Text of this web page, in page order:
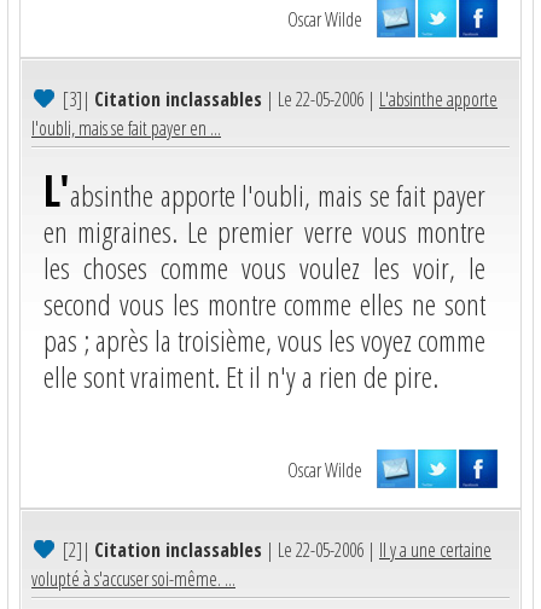
Oscar Wilde
[3]| Citation inclassables | Le 22-05-2006 | L'absinthe apporte
l'oubli, mais se fait payer en ...
L'absinthe apporte l'oubli, mais se fait payer
en migraines. Le premier verre vous montre
les choses comme vous voulez les voir, le
second vous les montre comme elles ne sont
pas ; après la troisième, vous les voyez comme
elle sont vraiment. Et il n'y a rien de pire.
Oscar Wilde
[2]| Citation inclassables | Le 22-05-2006 | Il y a une certaine
volupté à s'accuser soi-même. ...